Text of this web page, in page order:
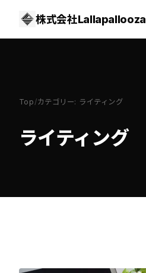
株式会社Lallapallooza
Top /カテゴリー: ライティング
ライティング